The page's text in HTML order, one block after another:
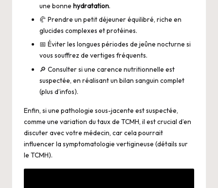
une bonne hydratation.
🥐 Prendre un petit déjeuner équilibré, riche en
glucides complexes et protéines.
📅 Éviter les longues périodes de jeûne nocturne si
vous souffrez de vertiges fréquents.
🔎 Consulter si une carence nutritionnelle est
suspectée, en réalisant un bilan sanguin complet
(plus d’infos).
Enfin, si une pathologie sous-jacente est suspectée,
comme une variation du taux de TCMH, il est crucial d’en
discuter avec votre médecin, car cela pourrait
influencer la symptomatologie vertigineuse (détails sur
le TCMH).